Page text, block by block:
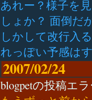
あれー？様子を
しょか？ 面倒だ
しかして改行入
れっぽい予感は
2007/02/24
blogpetの投稿エ